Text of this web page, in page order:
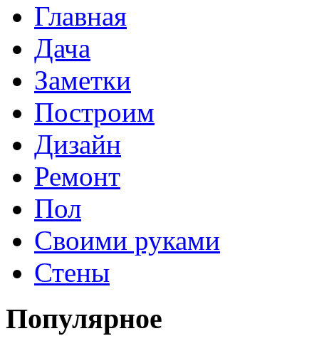
Главная
Дача
Заметки
Построим
Дизайн
Ремонт
Пол
Своими руками
Стены
Популярное